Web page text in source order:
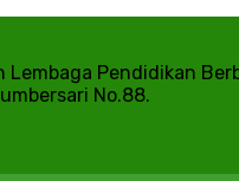
Pendidikan
No.88.